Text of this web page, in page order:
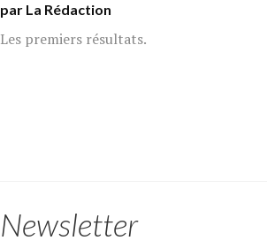
par La Rédaction
Les premiers résultats.
Newsletter